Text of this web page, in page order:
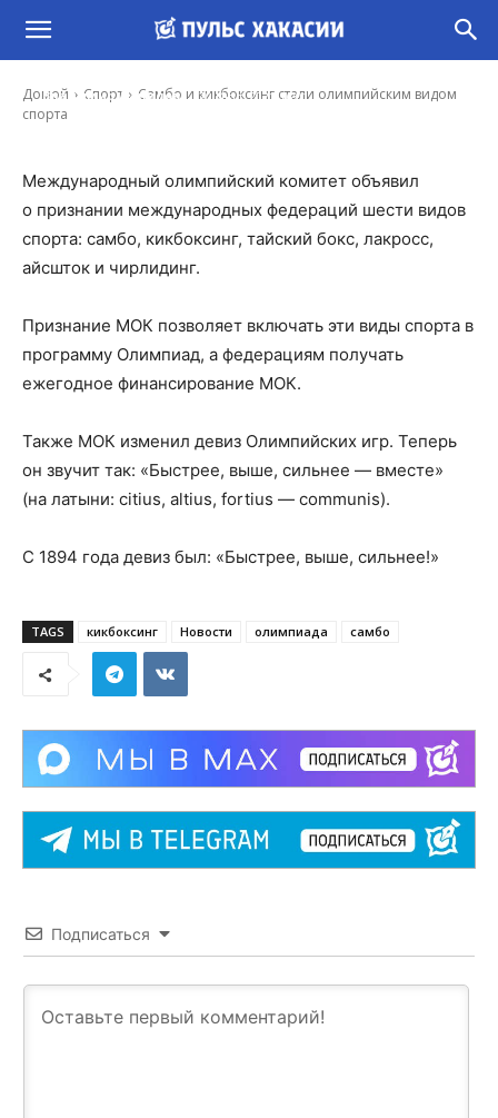
Домой Спорт
Самбо и кикбоксинг стали олимпийским видом
спорта
Самбо и кикбоксинг стали олимпийским
видом спорта
Владимир Данилов - 20 Июл, 2021 16:01
Международный олимпийский комитет объявил
о признании международных федераций шести видов
спорта: самбо, кикбоксинг, тайский бокс, лакросс,
айсшток и чирлидинг.
Признание МОК позволяет включать эти виды спорта в
программу Олимпиад, а федерациям получать
ежегодное финансирование МОК.
Также МОК изменил девиз Олимпийских игр. Теперь
он звучит так: «Быстрее, выше, сильнее — вместе»
(на латыни: citius, altius, fortius — communis).
С 1894 года девиз был: «Быстрее, выше, сильнее!»
TAGS кикбоксинг Новости олимпиада самбо
Подписаться